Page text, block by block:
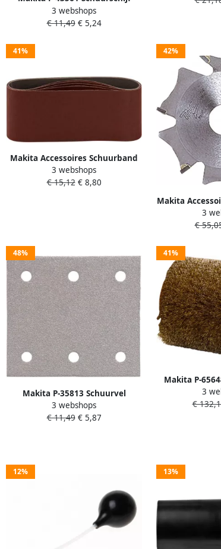
125mm K100 Red Velcro | Mtools
3 webshops
€ 11,49€ 5,24
41%
Makita Accessoires Schuurband
K150 76x457 Red P-37144
3 webshops
€ 15,12€ 8,80
42%
Makita
HM 100x4
3
€
48%
Makita P-35813 Schuurvel
114x102 K60 White Velcro |
Mtools
3 webshops
€ 11,49€ 5,87
41%
Makita P-
3
€
12% 13%